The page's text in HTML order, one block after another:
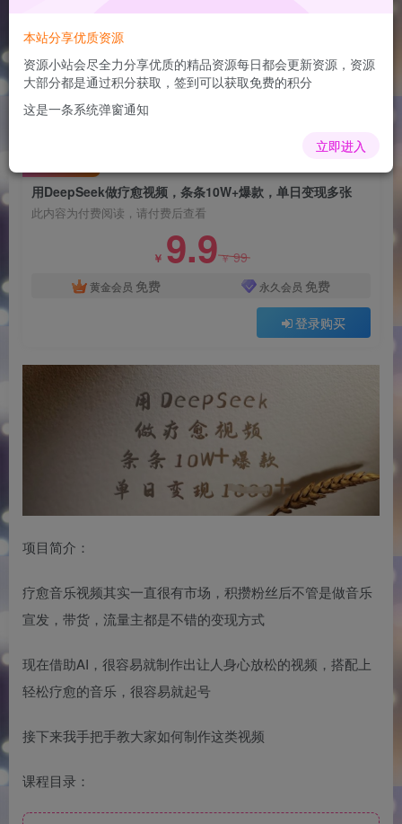
用DeepSeek做疗愈视频，条条10W+爆款，单日
变现多张
1年前更新
133 14
用DeepSeek做疗愈视频，条条10W+爆款，单日变现多张
此内容为付费阅读，请付费后查看
￥ 9.9￥99
黄金会员 免费 永久会员 免费
登录购买
项目简介：
疗愈音乐视频其实一直很有市场，积攒粉丝后不管是做音乐
宣发，带货，流量主都是不错的变现方式
现在借助AI，很容易就制作出让人身心放松的视频，搭配上
轻松疗愈的音乐，很容易就起号
接下来我手把手教大家如何制作这类视频
课程目录：
本站分享优质资源
资源小站会尽全力分享优质的精品资源每日都会更新资源，资源
大部分都是通过积分获取，签到可以获取免费的积分
这是一条系统弹窗通知
立即进入